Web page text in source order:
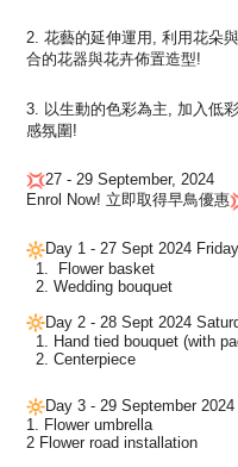
2. 花藝的延伸運用, 利用花朵
合的花器與花卉佈置造型!
3. 以生動的色彩為主, 加入低
感氛圍!
27 - 29 September, 2024
Enrol Now! 立即取得早鳥優惠
Day 1 - 27 Sept 2024 Friday
1. Flower basket
2. Wedding bouquet
Day 2 - 28 Sept 2024
1. Hand tied bouquet (with
2. Centerpiece
Day 3 - 29 September
1. Flower umbrella
2 Flower road installation